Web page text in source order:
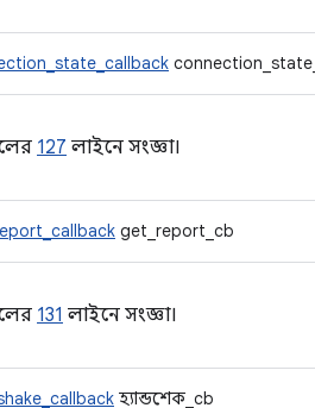
127 লাইনে সংজ্ঞা।
get_report_cb
131 লাইনে সংজ্ঞা।
হ্যান্ডশেক_cb